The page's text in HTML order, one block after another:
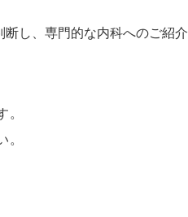
し、専門的な内科へのご紹介
。
。